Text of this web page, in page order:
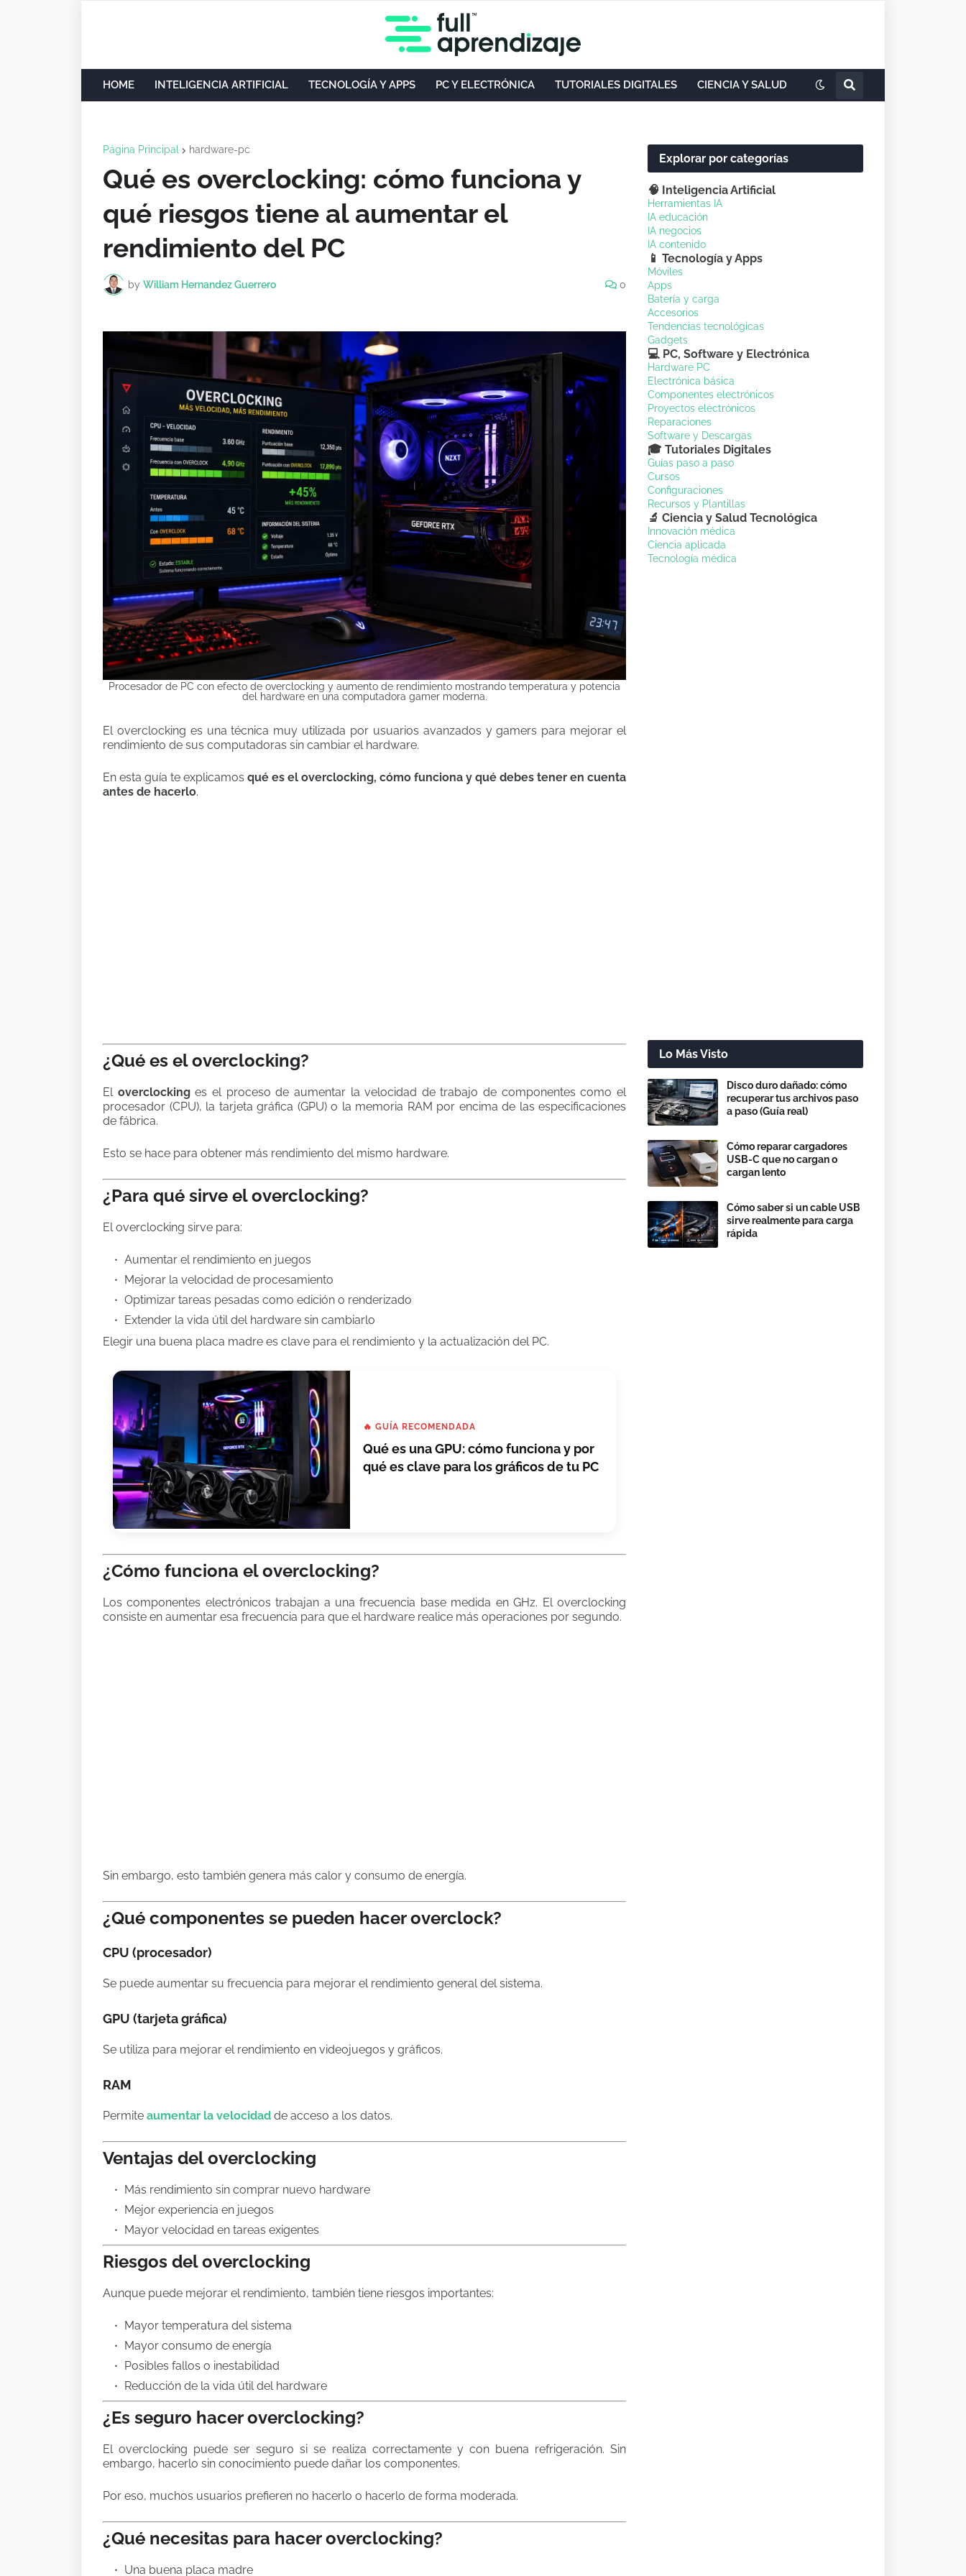
HOME INTELIGENCIA ARTIFICIAL TECNOLOGÍA Y APPS PC Y ELECTRÓNICA TUTORIALES DIGITALES CIENCIA Y SALUD
Página Principal hardware-pc
Qué es overclocking: cómo funciona y
qué riesgos tiene al aumentar el
rendimiento del PC
by William Hernandez Guerrero 0
Procesador de PC con efecto de overclocking y aumento de rendimiento mostrando temperatura y potencia
del hardware en una computadora gamer moderna.
El overclocking es una técnica muy utilizada por usuarios avanzados y gamers para mejorar el
rendimiento de sus computadoras sin cambiar el hardware.
En esta guía te explicamos qué es el overclocking, cómo funciona y qué debes tener en cuenta
antes de hacerlo.
¿Qué es el overclocking?
El overclockinges el proceso de aumentar la velocidad de trabajo de componentes como el
procesador (CPU), la tarjeta gráfica (GPU) o la memoria RAM por encima de las especificaciones
de fábrica.
Esto se hace para obtener más rendimiento del mismo hardware.
¿Para qué sirve el overclocking?
El overclocking sirve para:
Aumentar el rendimiento en juegos
Mejorar la velocidad de procesamiento
Optimizar tareas pesadas como edición o renderizado
Extender la vida útil del hardware sin cambiarlo
Elegir una buena placa madre es clave para el rendimiento y la actualización del PC.
🔥 GUÍA RECOMENDADA
Qué es una GPU: cómo funciona y por
qué es clave para los gráficos de tu PC
¿Cómo funciona el overclocking?
Los componentes electrónicos trabajan a una frecuencia base medida en GHz. El overclocking
consiste en aumentar esa frecuencia para que el hardware realice más operaciones por segundo.
Sin embargo, esto también genera más calor y consumo de energía.
¿Qué componentes se pueden hacer overclock?
CPU (procesador)
Se puede aumentar su frecuencia para mejorar el rendimiento general del sistema.
GPU (tarjeta gráfica)
Se utiliza para mejorar el rendimiento en videojuegos y gráficos.
RAM
Permite aumentar la velocidad de acceso a los datos.
Ventajas del overclocking
Más rendimiento sin comprar nuevo hardware
Mejor experiencia en juegos
Mayor velocidad en tareas exigentes
Riesgos del overclocking
Aunque puede mejorar el rendimiento, también tiene riesgos importantes:
Mayor temperatura del sistema
Mayor consumo de energía
Posibles fallos o inestabilidad
Reducción de la vida útil del hardware
¿Es seguro hacer overclocking?
El overclocking puede ser seguro si se realiza correctamente y con buena refrigeración. Sin
embargo, hacerlo sin conocimiento puede dañar los componentes.
Por eso, muchos usuarios prefieren no hacerlo o hacerlo de forma moderada.
¿Qué necesitas para hacer overclocking?
Una buena placa madre
Explorar por categorías
🧠 Inteligencia Artificial
Herramientas IA
IA educación
IA negocios
IA contenido
📱 Tecnología y Apps
Móviles
Apps
Batería y carga
Accesorios
Tendencias tecnológicas
Gadgets
💻 PC, Software y Electrónica
Hardware PC
Electrónica básica
Componentes electrónicos
Proyectos electrónicos
Reparaciones
Software y Descargas
🎓 Tutoriales Digitales
Guías paso a paso
Cursos
Configuraciones
Recursos y Plantillas
🔬 Ciencia y Salud Tecnológica
Innovación médica
Ciencia aplicada
Tecnología médica
Lo Más Visto
Disco duro dañado: cómo
recuperar tus archivos paso
a paso (Guía real)
Cómo reparar cargadores
USB-C que no cargan o
cargan lento
Cómo saber si un cable USB
sirve realmente para carga
rápida